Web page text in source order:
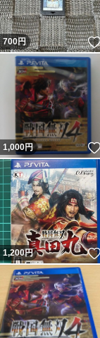
700円
1,000円
1,200円